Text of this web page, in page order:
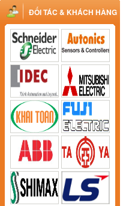
ĐỐI TÁC & KHÁCH HÀNG